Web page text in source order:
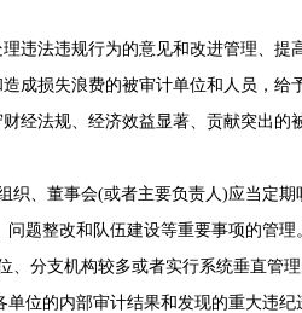
法违规行为的意见和改进管理、提
损失浪费的被审计单位和人员，给
法规、经济效益显著、贡献突出的
、董事会(或者主要负责人)应当定期
问题整改和队伍建设等重要事项的管理
分支机构较多或者实行系统垂直管理
单位的内部审计结果和发现的重大违